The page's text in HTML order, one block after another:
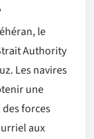
le
Authority
Les navires
une
forces
aux